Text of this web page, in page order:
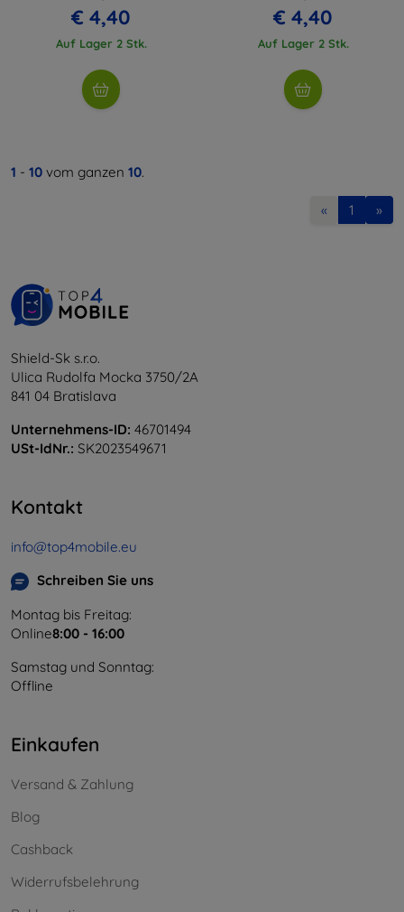
€ 4,40
Auf Lager 2 Stk.
€ 4,40
Auf Lager 2 Stk.
1 - 10 vom ganzen 10.
« 1 »
Shield-Sk s.r.o.
Ulica Rudolfa Mocka 3750/2A
841 04 Bratislava
Unternehmens-ID: 46701494
USt-IdNr.: SK2023549671
Kontakt
info@top4mobile.eu
Schreiben Sie uns
Montag bis Freitag:
Online8:00 - 16:00
Samstag und Sonntag:
Offline
Einkaufen
Versand & Zahlung
Blog
Cashback
Widerrufsbelehrung